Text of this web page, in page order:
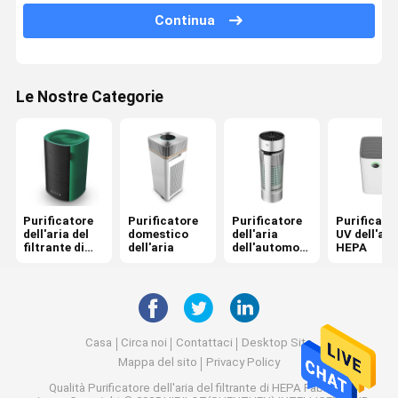
Purificatore dell'aria dell'anione
Sterilizzatore UV profondo
Purificatore dell'aria dell'elevatore
Purificatore dell'aria della condotta
Purificatore portatile dell'aria
Filtro dell'aria PM2.5
Purificatore dell'aria del generatore dell'ozono
Continua
Le Nostre Categorie
Purificatore
dell'aria del
filtrante di
Purificatore
domestico
dell'aria
Purificatore
dell'aria
dell'automobi
UV
HEPA
Casa Circa noi Contattaci
Desktop Site
Mappa del sito
Privacy Policy
Qualità Purificatore dell'aria del filtrante di HEPA Fabbrica